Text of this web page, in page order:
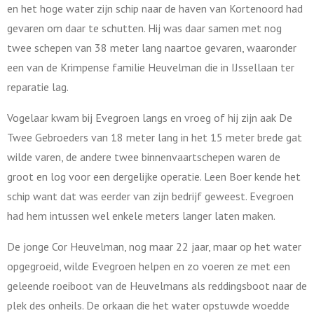
en het hoge water zijn schip naar de haven van Kortenoord had
gevaren om daar te schutten. Hij was daar samen met nog
twee schepen van 38 meter lang naartoe gevaren, waaronder
een van de Krimpense familie Heuvelman die in IJssellaan ter
reparatie lag.
Vogelaar kwam bij Evegroen langs en vroeg of hij zijn aak De
Twee Gebroeders van 18 meter lang in het 15 meter brede gat
wilde varen, de andere twee binnenvaartschepen waren de
groot en log voor een dergelijke operatie. Leen Boer kende het
schip want dat was eerder van zijn bedrijf geweest. Evegroen
had hem intussen wel enkele meters langer laten maken.
De jonge Cor Heuvelman, nog maar 22 jaar, maar op het water
opgegroeid, wilde Evegroen helpen en zo voeren ze met een
geleende roeiboot van de Heuvelmans als reddingsboot naar de
plek des onheils. De orkaan die het water opstuwde woedde